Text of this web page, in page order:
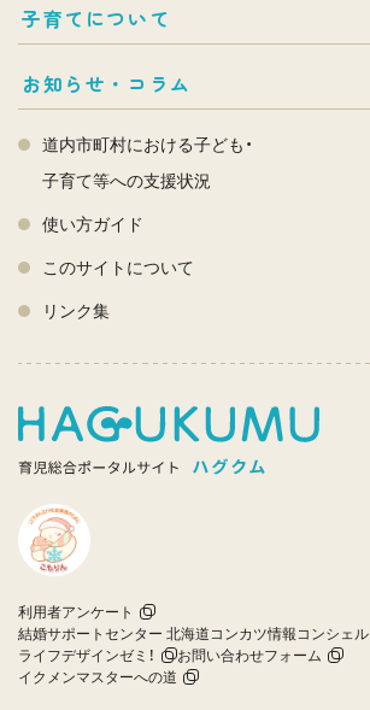
子育てについて
お知らせ・コラム
道内市町村における子ども・
子育て等への支援状況
使い方ガイド
このサイトについて
リンク集
利用者アンケート
結婚サポートセンター 北海道コンカツ情報コンシェル
ライフデザインゼミ！
お問い合わせフォーム
イクメンマスターへの道